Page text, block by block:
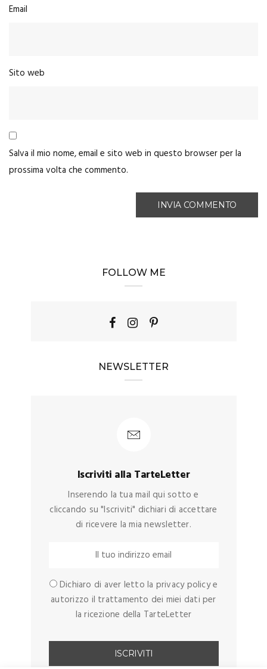
Email
Sito web
Salva il mio nome, email e sito web in questo browser per la
prossima volta che commento.
FOLLOW ME
NEWSLETTER
Iscriviti alla TarteLetter
Inserendo la tua mail qui sotto e
cliccando su "Iscriviti" dichiari di accettare
di ricevere la mia newsletter.
Dichiaro di aver letto la privacy policy e
autorizzo il trattamento dei miei dati per
la ricezione della TarteLetter